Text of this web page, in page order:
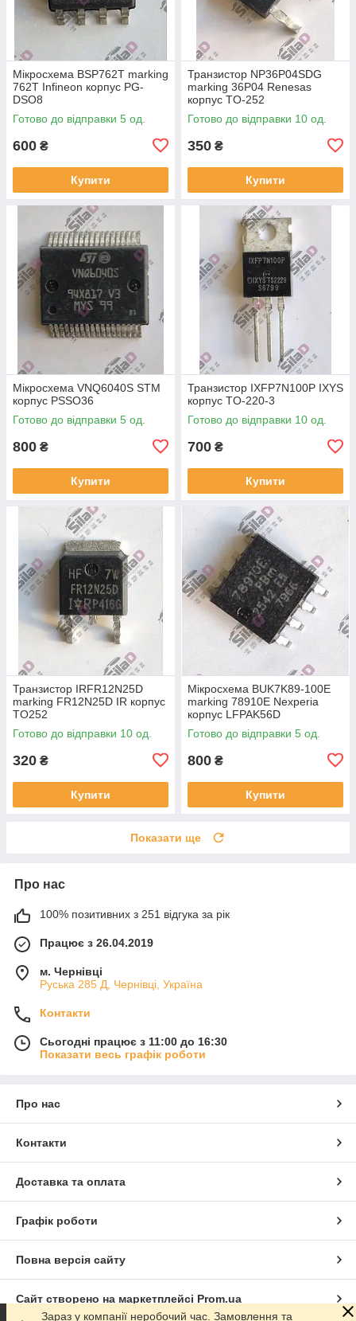
Мікросхема BSP762T marking
762T Infineon корпус PG-
DSO8
Готово до відправки 5 од.
600 ₴
Купити
Транзистор NP36P04SDG
marking 36P04 Renesas
корпус TO-252
Готово до відправки 10 од.
350 ₴
Купити
Мікросхема VNQ6040S STM
корпус PSSO36
Готово до відправки 5 од.
800 ₴
Купити
Транзистор IXFP7N100P IXYS
корпус TO-220-3
Готово до відправки 10 од.
700 ₴
Купити
Транзистор IRFR12N25D
marking FR12N25D IR корпус
TO252
Готово до відправки 10 од.
320 ₴
Купити
Мікросхема BUK7K89-100E
marking 78910E Nexperia
корпус LFPAK56D
Готово до відправки 5 од.
800 ₴
Купити
Показати ще
Про нас
100% позитивних з 251 відгука за рік
Працює з 26.04.2019
м. Чернівці
Руська 285 Д, Чернівці, Україна
Контакти
Сьогодні працює з 11:00 до 16:30
Показати весь графік роботи
Про нас
Контакти
Доставка та оплата
Графік роботи
Повна версія сайту
Сайт створено на маркетплейсі Prom.ua
Зараз у компанії неробочий час. Замовлення та